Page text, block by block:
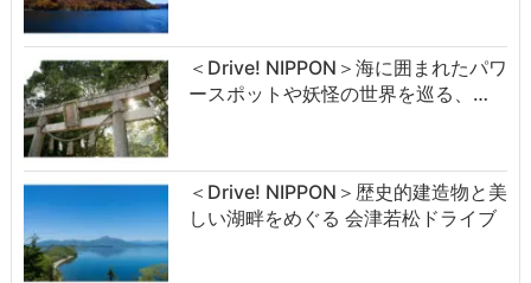
＜Drive! NIPPON＞海に囲まれたパワ
ースポットや妖怪の世界を巡る、…
＜Drive! NIPPON＞歴史的建造物と美
しい湖畔をめぐる 会津若松ドライブ